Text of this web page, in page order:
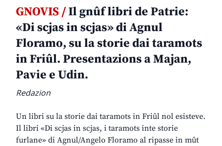
GNOVIS /Il gnûf libri de Patrie:
«Di scjas in scjas» di Agnul
Floramo, su la storie dai taramots
in Friûl. Presentazions a Majan,
Pavie e Udin.
Redazion
Un libri su la storie dai taramots in Friûl nol esisteve.
Il libri «Di scjas in scjas, i taramots inte storie
furlane» di Agnul/Angelo Floramo al ripasse in mût